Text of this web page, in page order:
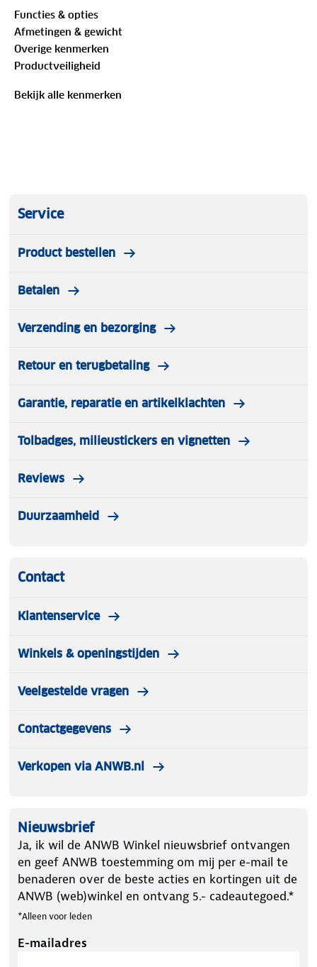
van de auto voorkomt leeg te raken.
Belangrijkste kenmerken
• De ideale koelbox voor onderweg.
• Houdt de etenswaren en drankjes lekker koel.
• Opbergvak voor drankjes in deksel.
• Afneembare en omkeerbare plug.
Functies & opties
Afmetingen & gewicht
Overige kenmerken
Productveiligheid
Bekijk alle kenmerken
Service
Product bestellen
Betalen
Verzending en bezorging
Retour en terugbetaling
Garantie, reparatie en artikelklachten
Tolbadges, milieustickers en vignetten
Reviews
Duurzaamheid
Contact
Klantenservice
Winkels & openingstijden
Veelgestelde vragen
Contactgegevens
Verkopen via ANWB.nl
Nieuwsbrief
Ja, ik wil de ANWB Winkel nieuwsbrief ontvangen
en geef ANWB toestemming om mij per e-mail te
benaderen over de beste acties en kortingen uit de
ANWB (web)winkel en ontvang 5.- cadeautegoed.*
*Alleen voor leden
E-mailadres